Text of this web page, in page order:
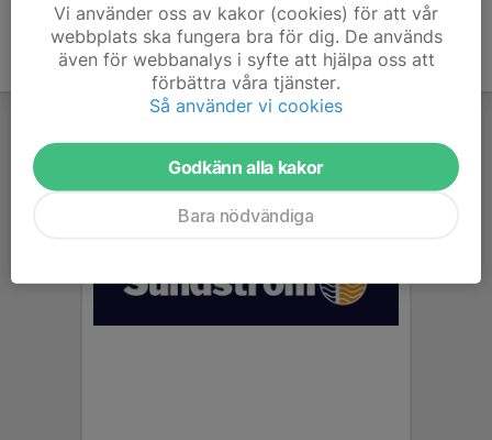
Vi använder oss av kakor (cookies) för att vår
webbplats ska fungera bra för dig. De används
även för webbanalys i syfte att hjälpa oss att
förbättra våra tjänster.
Så använder vi cookies
Godkänn alla kakor
Bara nödvändiga